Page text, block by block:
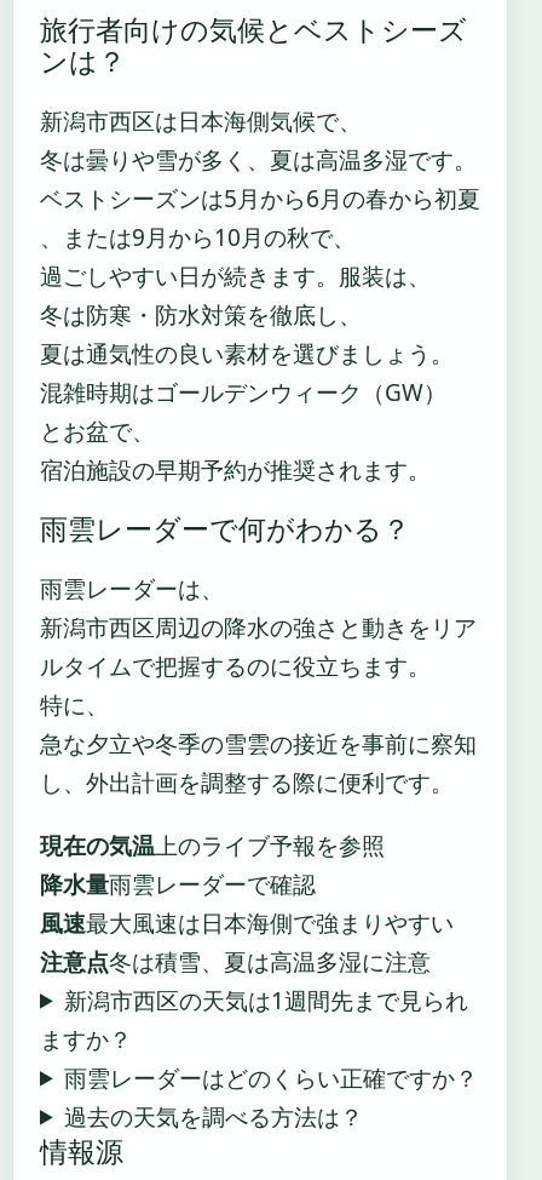
旅行者向けの気候とベストシーズ
ンは？
新潟市西区は日本海側気候で、
冬は曇りや雪が多く、夏は高温多湿です。
ベストシーズンは5月から6月の春から初夏
、または9月から10月の秋で、
過ごしやすい日が続きます。服装は、
冬は防寒・防水対策を徹底し、
夏は通気性の良い素材を選びましょう。
混雑時期はゴールデンウィーク（GW）
とお盆で、
宿泊施設の早期予約が推奨されます。
雨雲レーダーで何がわかる？
雨雲レーダーは、
新潟市西区周辺の降水の強さと動きをリア
ルタイムで把握するのに役立ちます。
特に、
急な夕立や冬季の雪雲の接近を事前に察知
し、外出計画を調整する際に便利です。
現在の気温上のライブ予報を参照
降水量雨雲レーダーで確認
風速最大風速は日本海側で強まりやすい
注意点冬は積雪、夏は高温多湿に注意
新潟市西区の天気は1週間先まで見られ
ますか？
雨雲レーダーはどのくらい正確ですか？
過去の天気を調べる方法は？
情報源